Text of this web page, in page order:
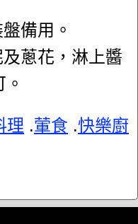
備用。
蔥花，淋上醬
理 .葷食 .快樂廚